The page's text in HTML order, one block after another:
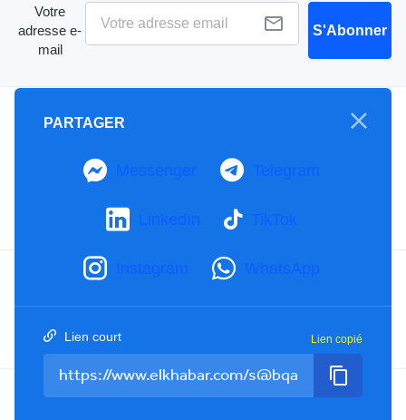
Votre
adresse e-
mail
S'Abonner
A propos
Notre Charte
Contactez-nous
Tel : +213(0)023 31 69 04 - eMail : info@elkhabar.com
PARTAGER
Messenger Telegram
LinkedIn TikTok
Instagram WhatsApp
Lien court Lien copié